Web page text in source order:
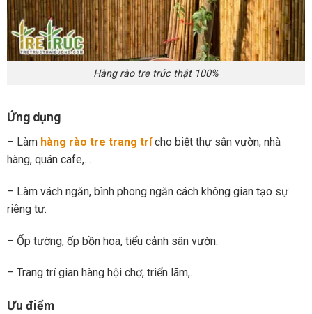
Hàng rào tre trúc thật 100%
Ứng dụng
– Làm hàng rào tre trang trícho biệt thự sân vườn, nhà
hàng, quán cafe,…
– Làm vách ngăn, bình phong ngăn cách không gian tạo sự
riêng tư.
– Ốp tường, ốp bồn hoa, tiểu cảnh sân vườn.
– Trang trí gian hàng hội chợ, triển lãm,…
Ưu điểm